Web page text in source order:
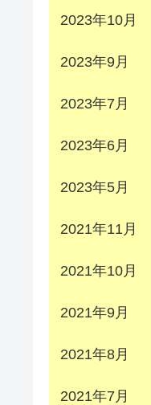
2023年10月
2023年9月
2023年7月
2023年6月
2023年5月
2021年11月
2021年10月
2021年9月
2021年8月
2021年7月